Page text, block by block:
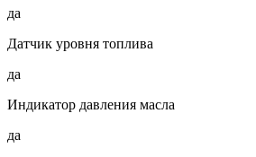
да
Датчик уровня топлива
да
Индикатор давления масла
да